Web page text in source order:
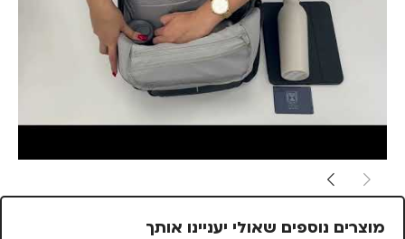
מוצרים נוספים שאולי יעניינו אותך